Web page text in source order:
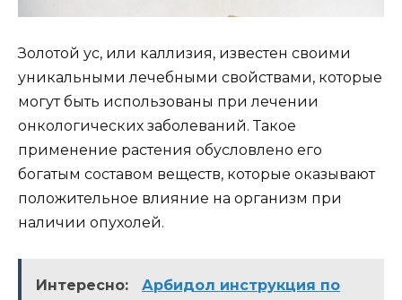
Золотой ус, или каллизия, известен своими
уникальными лечебными свойствами, которые
могут быть использованы при лечении
онкологических заболеваний. Такое
применение растения обусловлено его
богатым составом веществ, которые оказывают
положительное влияние на организм при
наличии опухолей.
Интересно:
Арбидол инструкция по